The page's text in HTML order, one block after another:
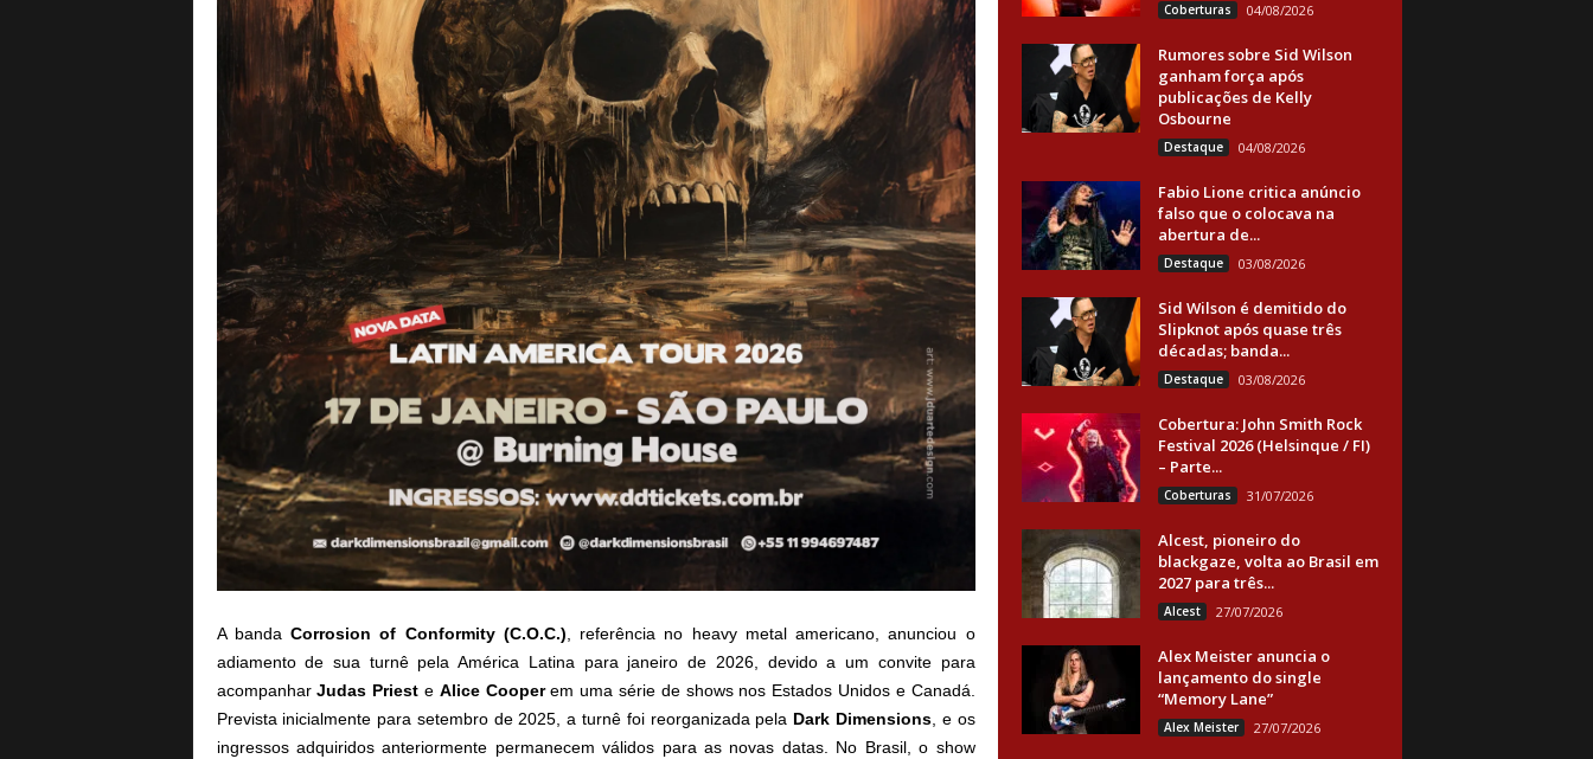
A banda Corrosion of Conformity (C.O.C.) , referência no heavy metal americano, anunciou o
adiamento de sua turnê pela América Latina para janeiro de 2026, devido a um convite para
acompanharJudas Priest e Alice Cooperem uma série de shows nos Estados Unidos e Canadá.
Prevista inicialmente para setembro de 2025, a turnê foi reorganizada pela Dark Dimensions, e os
ingressos adquiridos anteriormente permanecem válidos para as novas datas. No Brasil, o show
Coberturas 04/08/2026
Rumores sobre Sid Wilson
ganham força após
publicações de Kelly
Osbourne
Destaque 04/08/2026
Fabio Lione critica anúncio
falso que o colocava na
abertura de...
Destaque 03/08/2026
Sid Wilson é demitido do
Slipknot após quase três
décadas; banda...
Destaque 03/08/2026
Cobertura: John Smith Rock
Festival 2026 (Helsinque / FI)
– Parte...
Coberturas 31/07/2026
Alcest, pioneiro do
blackgaze, volta ao Brasil em
2027 para três...
Alcest 27/07/2026
Alex Meister anuncia o
lançamento do single
“Memory Lane”
Alex Meister 27/07/2026